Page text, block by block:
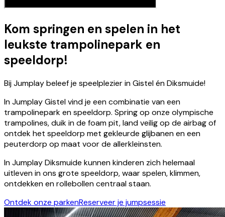
Kom springen en spelen in het
leukste trampolinepark en
speeldorp!
Bij Jumplay beleef je speelplezier in Gistel én Diksmuide!
In Jumplay Gistel vind je een combinatie van een
trampolinepark en speeldorp. Spring op onze olympische
trampolines, duik in de foam pit, land veilig op de airbag of
ontdek het speeldorp met gekleurde glijbanen en een
peuterdorp op maat voor de allerkleinsten.
In Jumplay Diksmuide kunnen kinderen zich helemaal
uitleven in ons grote speeldorp, waar spelen, klimmen,
ontdekken en rollebollen centraal staan.
Ontdek onze parkenReserveer je jumpsessie